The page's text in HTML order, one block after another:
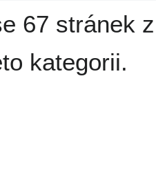
67 stránek
kategorii.